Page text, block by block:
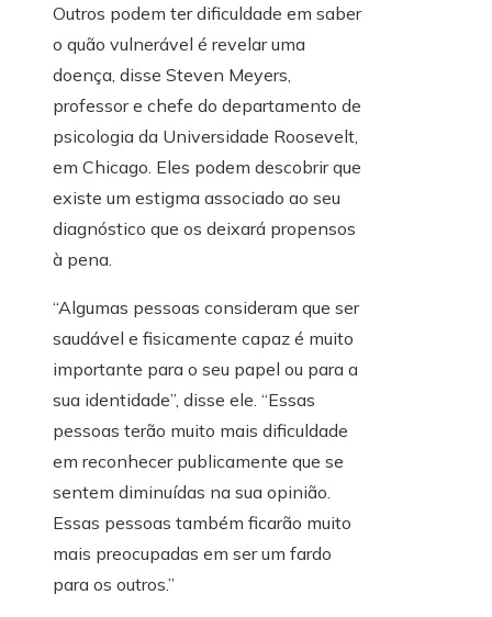
Outros podem ter dificuldade em saber
o quão vulnerável é revelar uma
doença, disse Steven Meyers,
professor e chefe do departamento de
psicologia da Universidade Roosevelt,
em Chicago. Eles podem descobrir que
existe um estigma associado ao seu
diagnóstico que os deixará propensos
à pena.
“Algumas pessoas consideram que ser
saudável e fisicamente capaz é muito
importante para o seu papel ou para a
sua identidade”, disse ele. “Essas
pessoas terão muito mais dificuldade
em reconhecer publicamente que se
sentem diminuídas na sua opinião.
Essas pessoas também ficarão muito
mais preocupadas em ser um fardo
para os outros.”